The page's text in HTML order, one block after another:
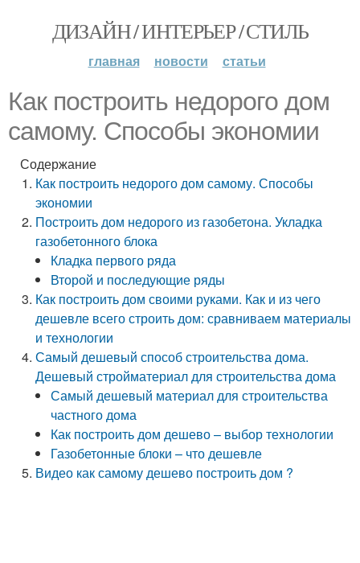
ДИЗАЙН / ИНТЕРЬЕР / СТИЛЬ
главная новости статьи
Как построить недорого дом
самому. Способы экономии
Содержание
Как построить недорого дом самому. Способы
экономии
Построить дом недорого из газобетона. Укладка
газобетонного блока
Кладка первого ряда
Второй и последующие ряды
Как построить дом своими руками. Как и из чего
дешевле всего строить дом: сравниваем материалы
и технологии
Самый дешевый способ строительства дома.
Дешевый стройматериал для строительства дома
Самый дешевый материал для строительства
частного дома
Как построить дом дешево – выбор технологии
Газобетонные блоки – что дешевле
Видео как самому дешево построить дом ?